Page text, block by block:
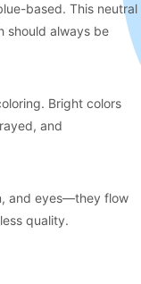
based. This neutral
should always be
Bright colors
and
and eyes—they flow
quality.